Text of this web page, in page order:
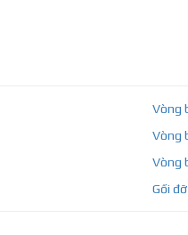
Vòng
Vòng
Vòng
Gối